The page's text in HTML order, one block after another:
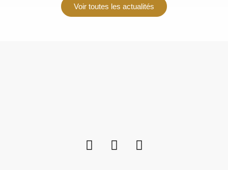
Voir toutes les actualités